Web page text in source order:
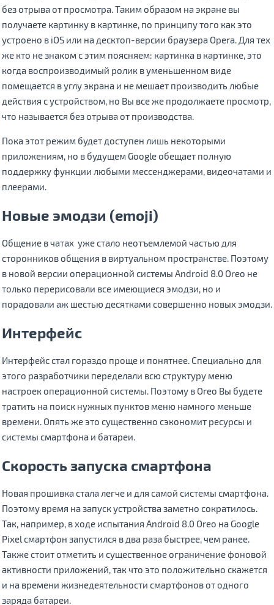
без отрыва от просмотра. Таким образом на экране вы
получаете картинку в картинке, по принципу того как это
устроено в iOS или на десктоп-версии браузера Opera. Для тех
же кто не знаком с этим поясняем: картинка в картинке, это
когда воспроизводимый ролик в уменьшенном виде
помещается в углу экрана и не мешает производить любые
действия с устройством, но Вы все же продолжаете просмотр,
что называется без отрыва от производства.
Пока этот режим будет доступен лишь некоторыми
приложениям, но в будущем Google обещает полную
поддержку функции любыми мессенджерами, видеочатами и
плеерами.
Новые эмодзи (emoji)
Общение в чатах уже стало неотъемлемой частью для
сторонников общения в виртуальном пространстве. Поэтому
в новой версии операционной системы Android 8.0 Oreo не
только перерисовали все имеющиеся эмодзи, но и
порадовали аж шестью десятками совершенно новых эмодзи.
Интерфейс
Интерфейс стал гораздо проще и понятнее. Специально для
этого разработчики переделали всю структуру меню
настроек операционной системы. Поэтому в Oreo Вы будете
тратить на поиск нужных пунктов меню намного меньше
времени. Опять же это существенно сэкономит ресурсы и
системы смартфона и батареи.
Скорость запуска смартфона
Новая прошивка стала легче и для самой системы смартфона.
Поэтому время на запуск устройства заметно сократилось.
Так, например, в ходе испытания Android 8.0 Oreo на Google
Pixel смартфон запустился в два раза быстрее, чем ранее.
Также стоит отметить и существенное ограничение фоновой
активности приложений, так что это положительно скажется
и на времени жизнедеятельности смартфонов от одного
заряда батареи.